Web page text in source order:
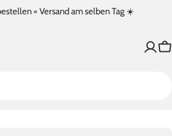
= Versand am selben Tag ☀️